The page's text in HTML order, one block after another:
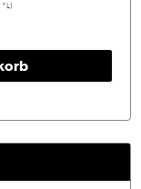
*L)